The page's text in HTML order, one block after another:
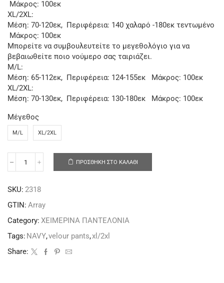
Μάκρος: 100εκ
XL/2XL:
Μέση: 70-120εκ, Περιφέρεια: 140 χαλαρό -180εκ τεντωμένο
Μάκρος: 100εκ
Μπορείτε να συμβουλευτείτε το μεγεθολόγιο για να
βεβαιωθείτε ποιο νούμερο σας ταιριάζει.
M/L:
Μέση: 65-112εκ, Περιφέρεια: 124-155εκ Μάκρος: 100εκ
XL/2XL:
Μέση: 70-130εκ, Περιφέρεια: 130-180εκ Μάκρος: 100εκ
Μέγεθος
M/L XL/2XL
ΠΡΟΣΘΉΚΗ ΣΤΟ ΚΑΛΆΘΙ
SKU: 2318
GTIN: Array
Category: ΧΕΙΜΕΡΙΝΑ ΠΑΝΤΕΛΟΝΙΑ
Tags: NAVY,velour pants,xl/2xl
Share: